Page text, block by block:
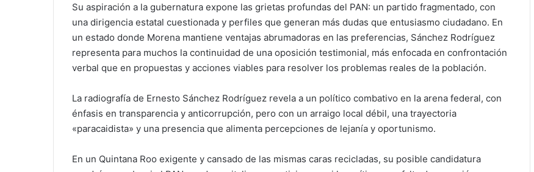
Su aspiración a la gubernatura expone las grietas profundas del PAN: un partido fragmentado, con
una dirigencia estatal cuestionada y perfiles que generan más dudas que entusiasmo ciudadano. En
un estado donde Morena mantiene ventajas abrumadoras en las preferencias, Sánchez Rodríguez
representa para muchos la continuidad de una oposición testimonial, más enfocada en confrontación
verbal que en propuestas y acciones viables para resolver los problemas reales de la población.
La radiografía de Ernesto Sánchez Rodríguez revela a un político combativo en la arena federal, con
énfasis en transparencia y anticorrupción, pero con un arraigo local débil, una trayectoria
«paracaidista» y una presencia que alimenta percepciones de lejanía y oportunismo.
En un Quintana Roo exigente y cansado de las mismas caras recicladas, su posible candidatura